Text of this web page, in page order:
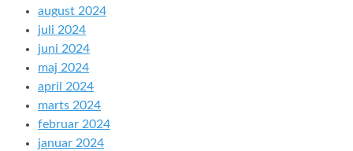
august 2024
juli 2024
juni 2024
maj 2024
april 2024
marts 2024
februar 2024
januar 2024